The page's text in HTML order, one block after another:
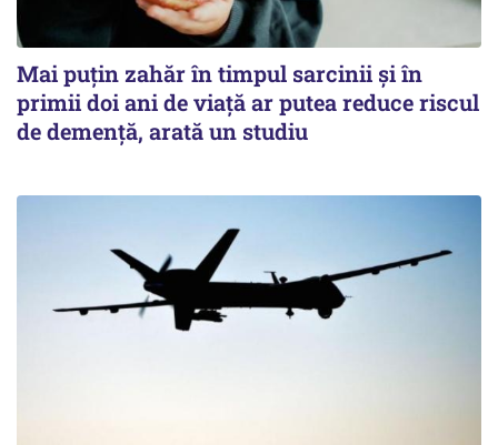
Mai puțin zahăr în timpul sarcinii și în
primii doi ani de viață ar putea reduce riscul
de demență, arată un studiu